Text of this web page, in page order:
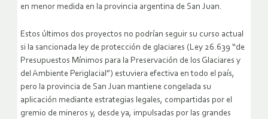
en menor medida en la provincia argentina de San Juan.
Estos últimos dos proyectos no podrían seguir su curso actual
si la sancionada ley de protección de glaciares (Ley 26.639 “de
Presupuestos Mínimos para la Preservación de los Glaciares y
del Ambiente Periglacial”) estuviera efectiva en todo el país,
pero la provincia de San Juan mantiene congelada su
aplicación mediante estrategias legales, compartidas por el
gremio de mineros y, desde ya, impulsadas por las grandes